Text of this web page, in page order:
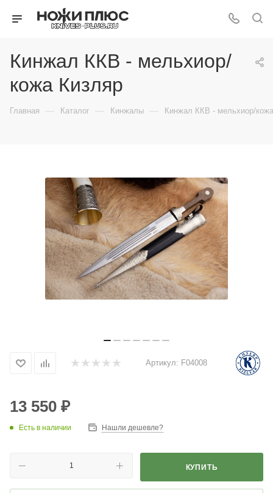
Кинжал ККВ - мельхиор/
кожа Кизляр
Главная — Каталог — Кинжалы — Кинжал ККВ - мельхиор/
Артикул: F04008
13 550 ₽
Есть в наличии Нашли дешевле?
КУПИТЬ